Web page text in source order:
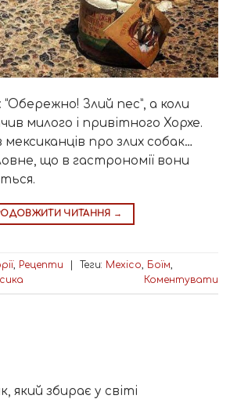
Злий пес”, а коли
милого і привітного Хорхе.
мексиканців про злих собак…
що в гастрономії вони
ЧИТАННЯ →
, Рецепти | Теги: Mexico Боїм
Коментувати
який збирає у світі